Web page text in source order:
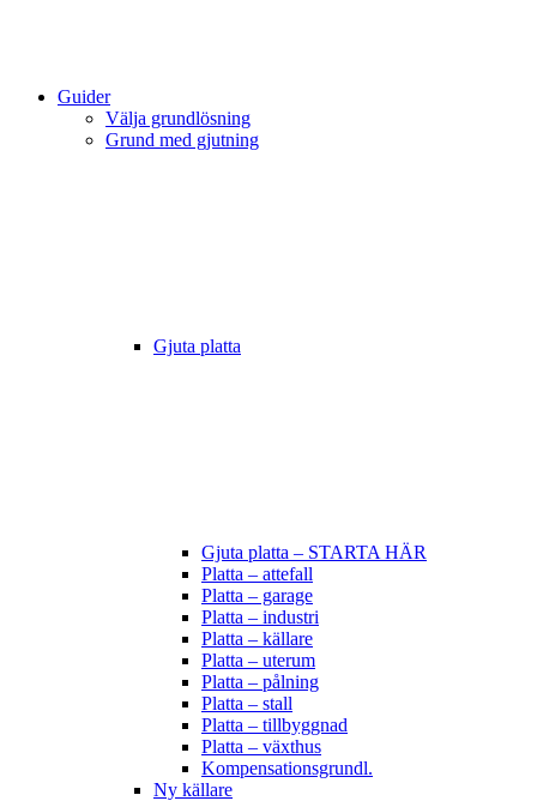
Guider
Välja grundlösning
Grund med gjutning
Gjuta platta
Gjuta platta – STARTA HÄR
Platta – attefall
Platta – garage
Platta – industri
Platta – källare
Platta – uterum
Platta – pålning
Platta – stall
Platta – tillbyggnad
Platta – växthus
Kompensationsgrundl.
Ny källare